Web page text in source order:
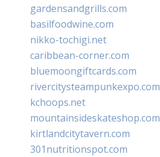
gardensandgrills.com
basilfoodwine.com
nikko-tochigi.net
caribbean-corner.com
bluemoongiftcards.com
rivercitysteampunkexpo.com
kchoops.net
mountainsideskateshop.com
kirtlandcitytavern.com
301nutritionspot.com